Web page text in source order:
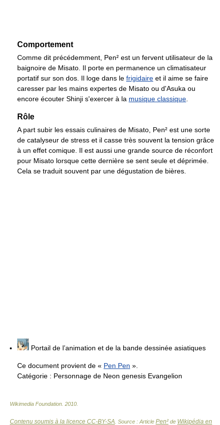
Comportement
Comme dit précédemment, Pen² est un fervent utilisateur de la
baignoire de Misato. Il porte en permanence un climatisateur
portatif sur son dos. Il loge dans le frigidaire et il aime se faire
caresser par les mains expertes de Misato ou d'Asuka ou
encore écouter Shinji s'exercer à la musique classique
Rôle
A part subir les essais culinaires de Misato, Pen² est une sorte
de catalyseur de stress et il casse très souvent la tension grâce
à un effet comique. Il est aussi une grande source de réconfort
pour Misato lorsque cette dernière se sent seule et déprimée.
Cela se traduit souvent par une dégustation de bières.
Portail de l’animation et de la bande dessinée asiatiques
Ce document provient de « Pen Pen ».
Catégorie : Personnage de Neon genesis Evangelion
Wikimedia Foundation 2010
Contenu soumis à la licence CC-BY-SA . Source : Article Pen²de Wikipédia en